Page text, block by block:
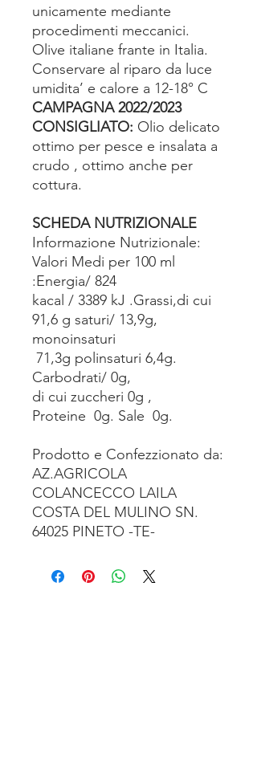
unicamente mediante
procedimenti meccanici.
Olive italiane frante in Italia.
Conservare al riparo da luce
umidita’ e calore a 12-18° C
CAMPAGNA 2022/2023
CONSIGLIATO: Olio delicato
ottimo per pesce e insalata a
crudo , ottimo anche per
cottura.
SCHEDA NUTRIZIONALE
Informazione Nutrizionale:
Valori Medi per 100 ml
:Energia/ 824
kacal / 3389 kJ .Grassi,di cui
91,6 g saturi/ 13,9g,
monoinsaturi
71,3g polinsaturi 6,4g.
Carbodrati/ 0g,
di cui zuccheri 0g ,
Proteine 0g. Sale 0g.
Prodotto e Confezzionato da:
AZ.AGRICOLA
COLANCECCO LAILA
COSTA DEL MULINO SN.
64025 PINETO -TE-